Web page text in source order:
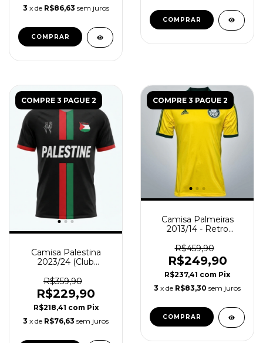
3 x de R$86,63 sem juros
COMPRAR
COMPRAR
COMPRE 3 PAGUE 2
Camisa Palestina
2023/24 (Club
Torcedor Masculina -
Preta
R$359,90
R$229,90
R$218,41 com Pix
3 x de R$76,63 sem juros
COMPRE 3 PAGUE 2
Camisa Palmeiras
2013/14 - Retro
R$459,90
R$249,90
R$237,41 com Pix
3 x de R$83,30 sem juros
COMPRAR